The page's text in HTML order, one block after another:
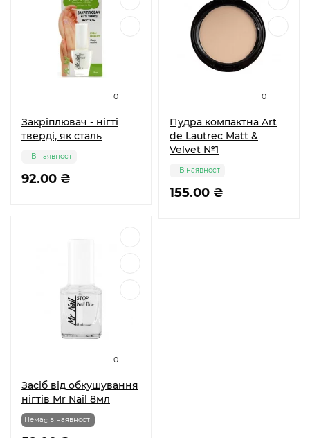
0
Закріплювач - нігті
тверді, як сталь
92.00 ₴
В наявності
0
Пудра компактна Art
de Lautrec Matt &
Velvet №1
155.00 ₴
В наявності
0
Засіб від обкушування
нігтів Mr Nail 8мл
Немає в наявності